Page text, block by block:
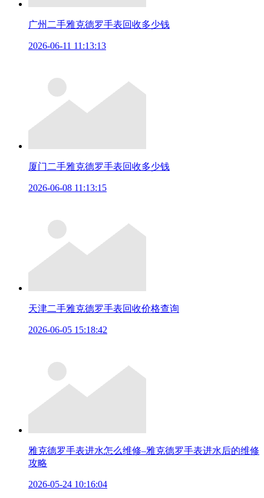
广州二手雅克德罗手表回收多少钱
2026-06-11 11:13:13
厦门二手雅克德罗手表回收多少钱
2026-06-08 11:13:15
天津二手雅克德罗手表回收价格查询
2026-06-05 15:18:42
雅克德罗手表进水怎么维修–雅克德罗手表进水后的维修
攻略
2026-05-24 10:16:04